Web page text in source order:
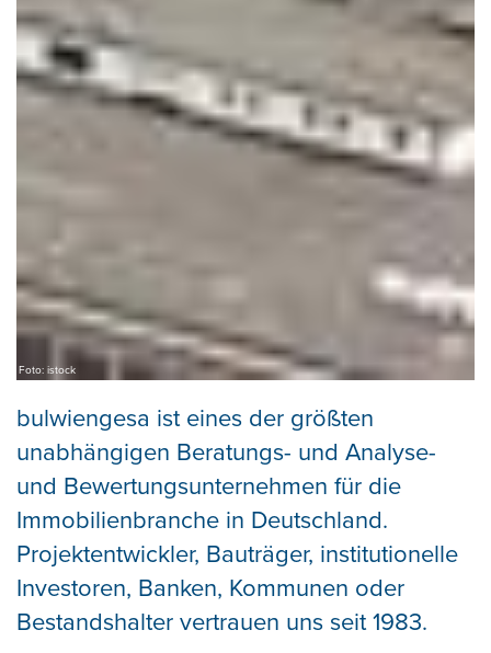
Foto: istock
bulwiengesa ist eines der größten
unabhängigen Beratungs- und Analyse-
und Bewertungsunternehmen für die
Immobilienbranche in Deutschland.
Projektentwickler, Bauträger, institutionelle
Investoren, Banken, Kommunen oder
Bestandshalter vertrauen uns seit 1983.